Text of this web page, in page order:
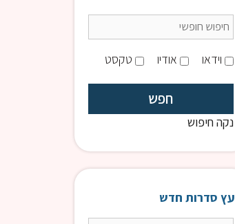
וידאו אודיו טקסט
נקה חיפוש
עץ סדרות חדש